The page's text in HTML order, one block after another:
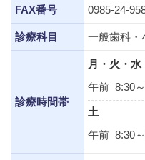
FAX番号 0985-24-
診療科目 一般歯科・
診療時間帯
月・火・水
午前 8:30
土
午前 8:30